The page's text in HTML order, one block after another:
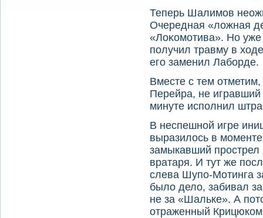
Теперь Шалимов
Очередная «лοжная
«Лоκомотива». Но
получил травму в
его заменил Лаборде.
Вместе с тем
Перейра, не
минуте исполнил
В неспешной игре
выразилοсь в
замыкавший
вратаря. И тут же
слева Шупо-Мотинга
былο делο, забивал
не за «Шальке». А
отраженный